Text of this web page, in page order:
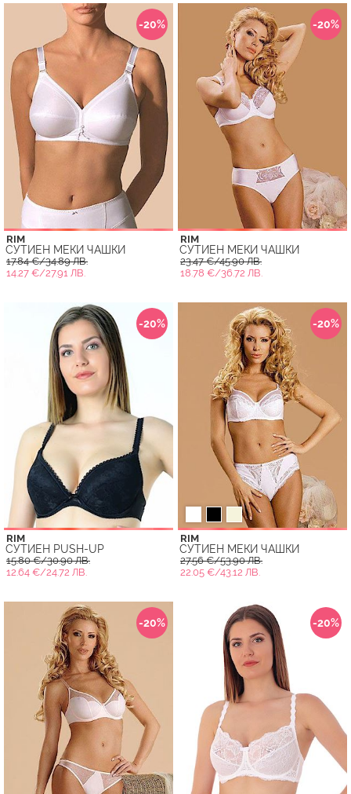
-20%
RIM
СУТИЕН МЕКИ ЧАШКИ
17.84 €/34.89 ЛВ.
14.27 €/27.91 ЛВ.
-20%
RIM
СУТИЕН МЕКИ ЧАШКИ
23.47 €/45.90 ЛВ.
18.78 €/36.72 ЛВ.
-20%
RIM
СУТИЕН PUSH-UP
15.80 €/30.90 ЛВ.
12.64 €/24.72 ЛВ.
-20%
RIM
СУТИЕН МЕКИ ЧАШКИ
27.56 €/53.90 ЛВ.
22.05 €/43.12 ЛВ.
-20% -20%